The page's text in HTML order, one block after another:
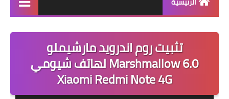
مراجعات
حماية
تثبيت روم اندرويد مارشيملو
Marshmallow 6.0 لهاتف شيومي
Xiaomi Redmi Note 4G